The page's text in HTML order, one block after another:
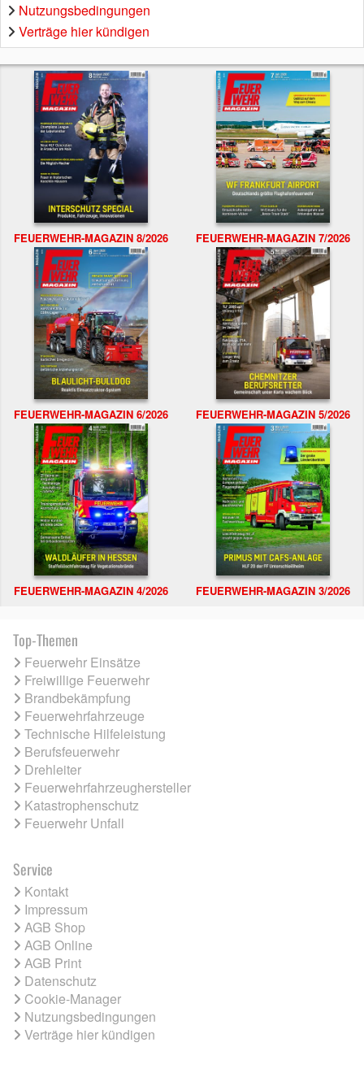
Nutzungsbedingungen
Verträge hier kündigen
FEUERWEHR-MAGAZIN 8/2026 FEUERWEHR-MAGAZIN 7/2026
FEUERWEHR-MAGAZIN 6/2026 FEUERWEHR-MAGAZIN 5/2026
FEUERWEHR-MAGAZIN 4/2026 FEUERWEHR-MAGAZIN 3/2026
Top-Themen
Feuerwehr Einsätze
Freiwillige Feuerwehr
Brandbekämpfung
Feuerwehrfahrzeuge
Technische Hilfeleistung
Berufsfeuerwehr
Drehleiter
Feuerwehrfahrzeughersteller
Katastrophenschutz
Feuerwehr Unfall
Service
Kontakt
Impressum
AGB Shop
AGB Online
AGB Print
Datenschutz
Cookie-Manager
Nutzungsbedingungen
Verträge hier kündigen